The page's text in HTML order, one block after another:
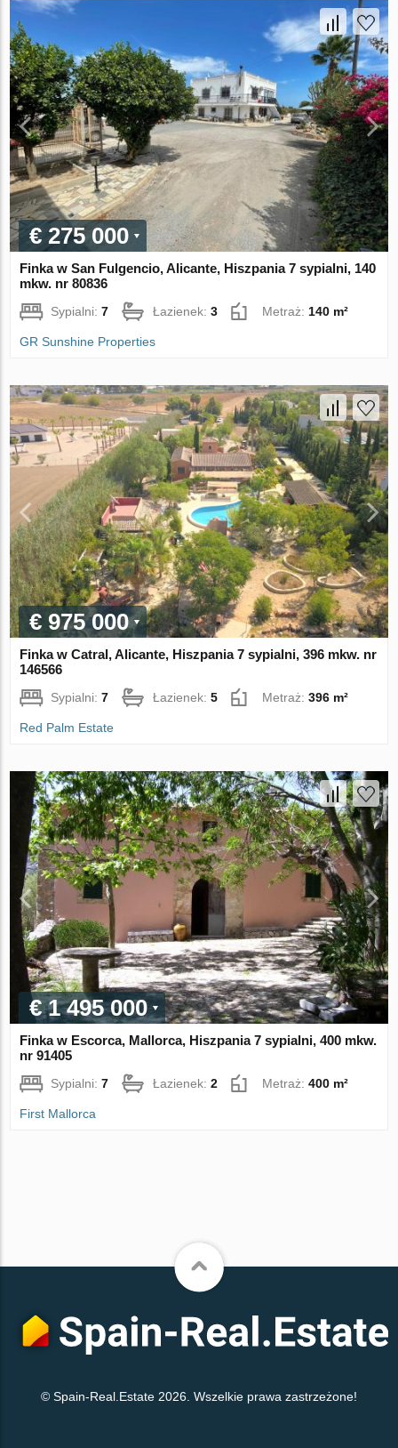
€ 275 000
Finka w San Fulgencio, Alicante, Hiszpania 7 sypialni, 140
mkw. nr 80836
Sypialni:7 Łazienek:3 Metraż: 140 m²
GR Sunshine Properties
€ 975 000
Finka w Catral, Alicante, Hiszpania 7 sypialni, 396 mkw. nr
146566
Sypialni:7 Łazienek:5 Metraż:396 m²
Red Palm Estate
€ 1 495 000
Finka w Escorca, Mallorca, Hiszpania 7 sypialni, 400 mkw.
nr 91405
Sypialni:7 Łazienek:2 Metraż:400 m²
First Mallorca
© Spain-Real.Estate 2026. Wszelkie prawa zastrzeżone!